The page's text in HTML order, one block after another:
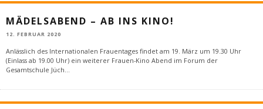
MÄDELSABEND – AB INS KINO!
12. FEBRUAR 2020
Anlässlich des Internationalen Frauentages findet am 19. März um 19.30 Uhr
(Einlass ab 19.00 Uhr) ein weiterer Frauen-Kino Abend im Forum der
Gesamtschule Jüch...